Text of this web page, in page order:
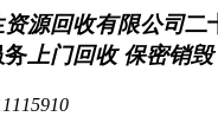
源回收有限公司二
务 上门回收 保密销